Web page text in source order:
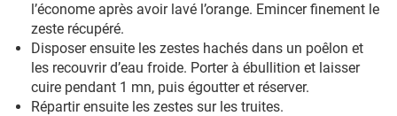
l’économe après avoir lavé l’orange. Emincer finement le
zeste récupéré.
Disposer ensuite les zestes hachés dans un poêlon et
les recouvrir d’eau froide. Porter à ébullition et laisser
cuire pendant 1 mn, puis égoutter et réserver.
Répartir ensuite les zestes sur les truites.